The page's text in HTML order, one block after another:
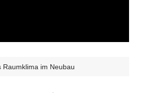
Raumklima im Neubau